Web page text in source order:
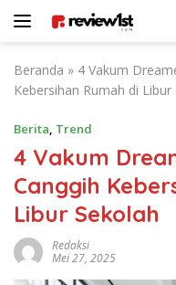
Beranda » 4 Vakum
Kebersihan Rumah di Libur
Berita, Trend
4 Vakum
Canggih
Libur Sekolah
Redaksi
Mei 27, 2025